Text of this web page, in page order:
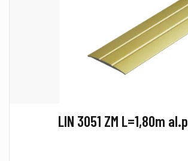
LIN 3051 ZM L=1,80m